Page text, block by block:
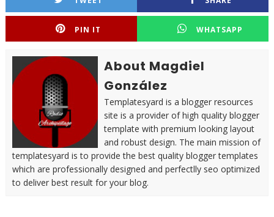
PIN IT WHATSAPP
About Magdiel
González
Templatesyard is a blogger resources
site is a provider of high quality blogger
template with premium looking layout
and robust design. The main mission of
templatesyard is to provide the best quality blogger templates
which are professionally designed and perfectlly seo optimized
to deliver best result for your blog.